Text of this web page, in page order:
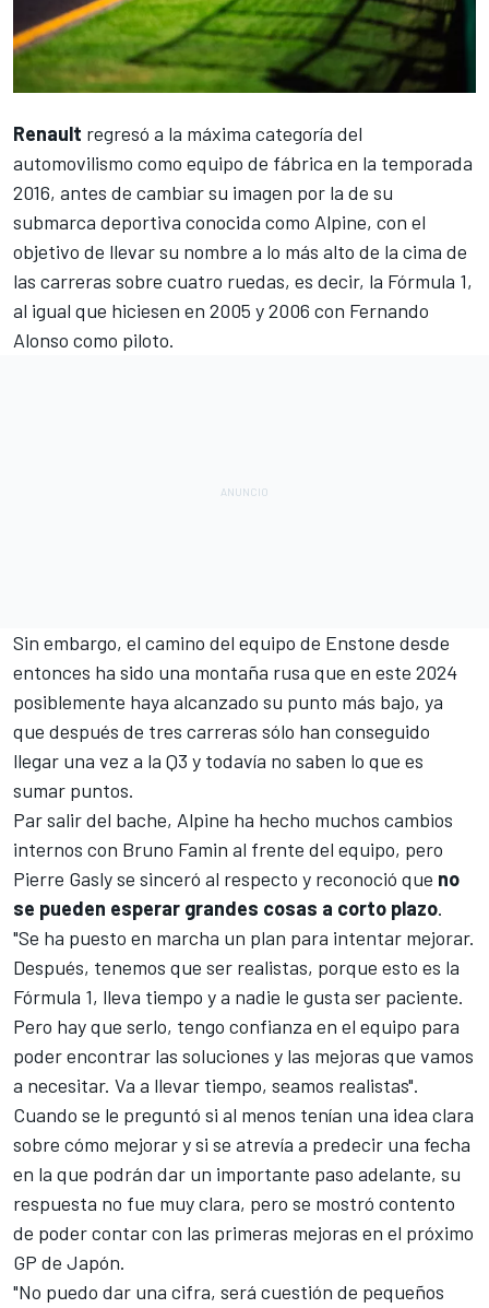
Renault regresó a la máxima categoría del
automovilismo como equipo de fábrica en la temporada
2016, antes de cambiar su imagen por la de su
submarca deportiva conocida como Alpine, con el
objetivo de llevar su nombre a lo más alto de la cima de
las carreras sobre cuatro ruedas, es decir, la Fórmula 1,
al igual que hiciesen en 2005 y 2006 con Fernando
Alonso como piloto.
Sin embargo, el camino del equipo de Enstone desde
entonces ha sido una montaña rusa que en este 2024
posiblemente haya alcanzado su punto más bajo, ya
que después de tres carreras sólo han conseguido
llegar una vez a la Q3 y todavía no saben lo que es
sumar puntos.
Par salir del bache, Alpine ha hecho muchos cambios
internos con Bruno Famin al frente del equipo, pero
Pierre Gaslyse sinceró al respecto y reconoció que no
se pueden esperar grandes cosas a corto plazo.
"Se ha puesto en marcha un plan para intentar mejorar.
Después, tenemos que ser realistas, porque esto es la
Fórmula 1, lleva tiempo y a nadie le gusta ser paciente.
Pero hay que serlo, tengo confianza en el equipo para
poder encontrar las soluciones y las mejoras que vamos
a necesitar. Va a llevar tiempo, seamos realistas".
Cuando se le preguntó si al menos tenían una idea clara
sobre cómo mejorar y si se atrevía a predecir una fecha
en la que podrán dar un importante paso adelante, su
respuesta no fue muy clara, pero se mostró contento
de poder contar con las primeras mejoras en el próximo
GP de Japón.
"No puedo dar una cifra, será cuestión de pequeños